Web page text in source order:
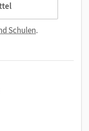
Schulen.